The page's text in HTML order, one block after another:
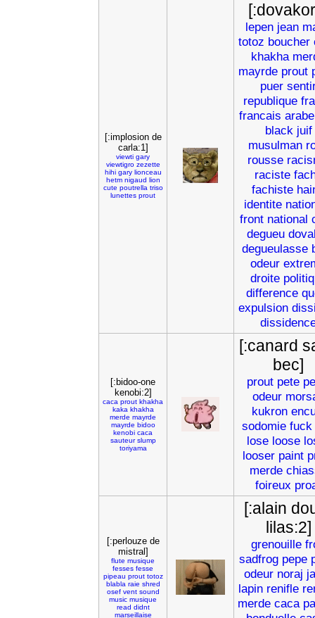
[:implosion de
carla:1]
viewti gary
viewtigro zezette
hihi gary lionceau
hetm nigaud lion
cute poutrella triso
lunettes prout
lepen jean
totoz boucher
khakha
mayrde prout
puer
republique
francais arabe
black juif
musulman
rousse
raciste
fachiste
identite
front national
degueu
degueulasse
odeur
droite
difference
expulsion
[:bidoo-one
kenobi:2]
caca prout khakha
kaka khakha
merde mayrde
mayrde bidoo
kenobi caca
sauteur slump
toriyama
[:canard
bec]
prout pete
odeur
kukron
sodomie fuck
lose loose
looser paint
merde
foireux
[:perlouze de
mistral]
flute musique
fesses fesse
pipeau prout totoz
blabla raie shred
osef vent sound
music musique
read didnt
marseillaise
[:alain
lilas:2]
grenouille
sadfrog pepe
odeur noraj
lapin renifle
merde caca